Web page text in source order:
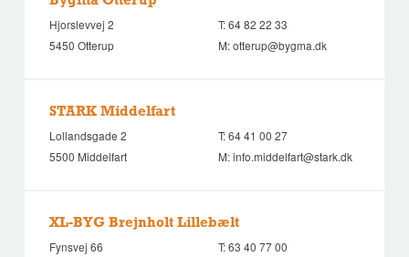
Hjorslevvej 2
5450 Otterup
T:64 82 22 33
M:otterup@bygma.dk
STARK Middelfart
Lollandsgade 2
5500 Middelfart
T:64 41 00 27
M:info.middelfart@stark.dk
XL-BYG Brejnholt Lillebælt
Fynsvej 66
T:63 40 77 00